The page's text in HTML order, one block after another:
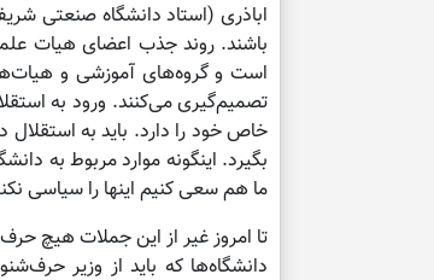
اباذری (استاد دانشگاه صنعتی
باشند. روند جذب اعضای هیات
است و گروه‌های آموزشی و
تصمیم‌گیری می‌کنند. ورود به
خاص خود را دارد. باید به استقلال
بگیرد. اینگونه موارد مربوط به
ما هم سعی کنیم اینها را سیاسی
تا امروز غیر از این جملات هیچ